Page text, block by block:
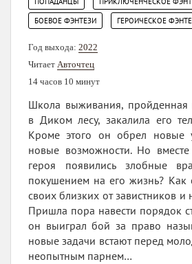
БОЕВОЕ ФЭНТЕЗИ ГЕРОИЧЕСКОЕ
Год выхода: 2022
Читает Авточтец
14 часов 10 минут
Школа выживания, пройденная
в Диком лесу, закалила его
Кроме этого он обрел новые
новые возможности. Но
героя появились злобные
покушением на его жизнь? Как
своих близких от завистников и
Пришла пора навести порядок
он выиграл бой за право
новые задачи встают перед
неопытным парнем…